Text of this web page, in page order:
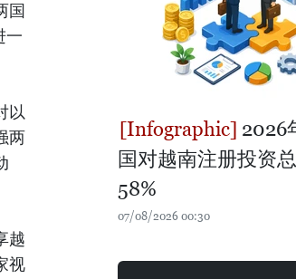
国
一
以
两
越
视
2026
国对越南注册投资
58%
07/08/2026 00:30